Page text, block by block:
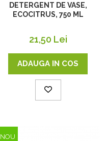
DETERGENT DE VASE,
ECOCITRUS, 750 ML
21,50 Lei
ADAUGA IN COS
NOU